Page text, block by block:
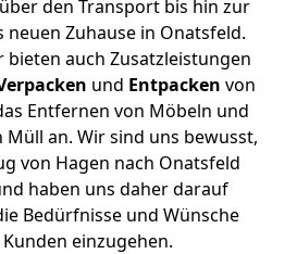
den Transport bis hin zur
Zuhause in Onatsfeld.
bieten auch Zusatzleistungen
und Entpacken von
Entfernen von Möbeln und
Müll an. Wir sind uns bewusst,
von Hagen nach Onatsfeld
haben uns daher darauf
Bedürfnisse und Wünsche
einzugehen.